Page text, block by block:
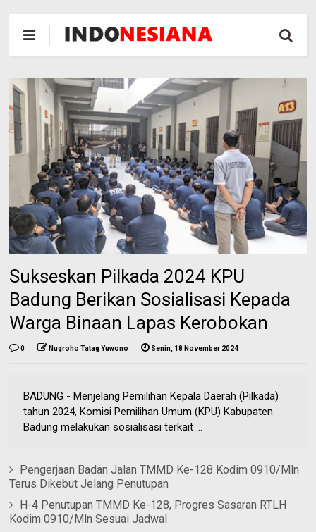
Sukseskan Pilkada 2024 KPU
Badung Berikan Sosialisasi Kepada
Warga Binaan Lapas Kerobokan
0 Nugroho Tatag Yuwono Senin, 18 November 2024
BADUNG - Menjelang Pemilihan Kepala Daerah (Pilkada)
tahun 2024, Komisi Pemilihan Umum (KPU) Kabupaten
Badung melakukan sosialisasi terkait ...
Pengerjaan Badan Jalan TMMD Ke-128 Kodim 0910/Mln
Terus Dikebut Jelang Penutupan
H-4 Penutupan TMMD Ke-128, Progres Sasaran RTLH
Kodim 0910/Mln Sesuai Jadwal